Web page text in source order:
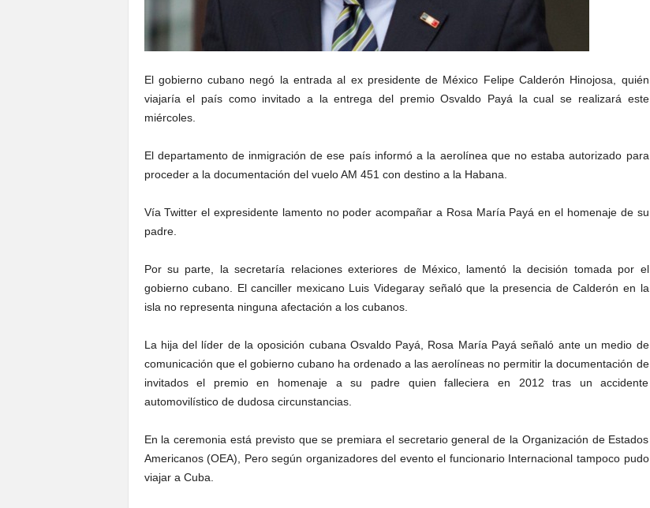
El gobierno cubano negó la entrada al ex presidente de México Felipe Calderón Hinojosa, quién
viajaría el país como invitado a la entrega del premio Osvaldo Payá la cual se realizará este
miércoles.
El departamento de inmigración de ese país informó a la aerolínea que no estaba autorizado para
proceder a la documentación del vuelo AM 451 con destino a la Habana.
Vía Twitter el expresidente lamento no poder acompañar a Rosa María Payá en el homenaje de su
padre.
Por su parte, la secretaría relaciones exteriores de México, lamentó la decisión tomada por el
gobierno cubano. El canciller mexicano Luis Videgaray señaló que la presencia de Calderón en la
isla no representa ninguna afectación a los cubanos.
La hija del líder de la oposición cubana Osvaldo Payá, Rosa María Payá señaló ante un medio de
comunicación que el gobierno cubano ha ordenado a las aerolíneas no permitir la documentación de
invitados el premio en homenaje a su padre quien falleciera en 2012 tras un accidente
automovilístico de dudosa circunstancias.
En la ceremonia está previsto que se premiara el secretario general de la Organización de Estados
Americanos (OEA), Pero según organizadores del evento el funcionario Internacional tampoco pudo
viajar a Cuba.